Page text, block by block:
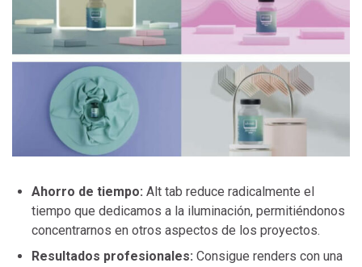
Ahorro de tiempo: Alt tab reduce radicalmente el
tiempo que dedicamos a la iluminación, permitiéndonos
concentrarnos en otros aspectos de los proyectos.
Resultados profesionales: Consigue renders con una